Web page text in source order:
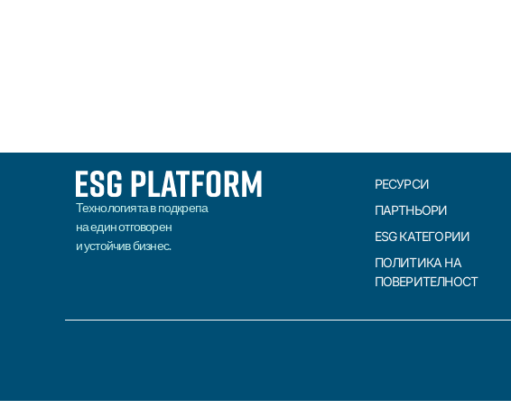
Технологията в подкрепа
на един отговорен
и устойчив бизнес.
РЕСУРСИ
ПАРТНЬОРИ
ESG КАТЕГОРИИ
ПОЛИТИКА НА
ПОВЕРИТЕЛНОСТ